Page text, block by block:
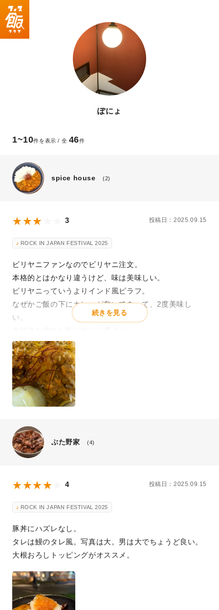
ぽにょ
1~10件を表示 / 全 46件
spice house (2)
3 投稿日：2025.09.15
ROCK IN JAPAN FESTIVAL 2025
ビリヤニファンなのでビリヤニ注文。
本格的とはかなり違うけど、味は美味しい。
ビリヤニっていうよりインド風ピラフ。
なぜかご飯の下にカレーが敷いてあって、2度美味し
い。
続きを見る
ぶた野家 (4)
4 投稿日：2025.09.15
ROCK IN JAPAN FESTIVAL 2025
豚丼にハズレなし。
タレは鰻のタレ風。写真は大。男は大でちょうど良い。
大根おろしトッピングがオススメ。